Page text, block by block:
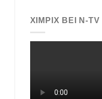
XIMPIX BEI N-TV